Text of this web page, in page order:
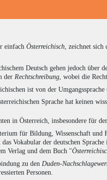
einfach Österreichisch , zeichnet
Deutsch gehen jedoch
der Rechtschreibung , wobei die
ist von der
Sprache hat keinen
in Österreich, insbesondere für
für Bildung, Wissenschaft
Vokabular der deutschen
Verlag und dem Buch "
zu den Duden-
Personen.